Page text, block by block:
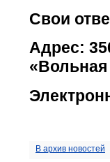
Свои
Адрес:
В архив новостей